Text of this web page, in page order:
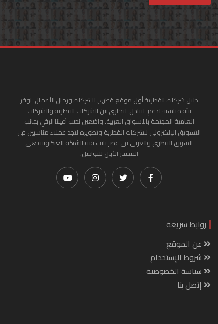
دليل شركات القطرية أول موقع قطري للشركات ورجال الأعمال. نوفر
بيئة مناسبة لدعم التبادل التجاري بين الشركات القطرية والشركات
العامية المهتمة بالأسواق العربية. واضعين نصب أعيننا الرقي بجانب
التسويق الإلكتروني للشركات القطرية وتطويره لتجد عملاء مناسبين في
السوق القطري والعربي في عصر باتت فيه الشبكة العنكبونية هي
المصدر الأول للتواصل.
روابط سريعة
عن الموقع
شروط الإستخدام
سياسة الخصوصية
إتصل بنا